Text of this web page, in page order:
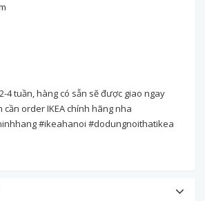
4 tuần, hàng có sẵn sẽ được giao ngay
order IKEA chính hãng nha
#ikeahanoi #dodungnoithatikea